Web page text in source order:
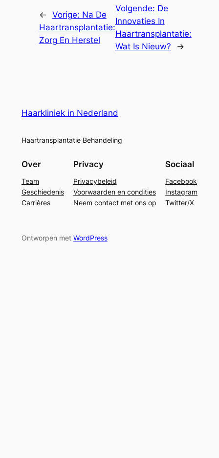
← Vorige: Na De
Haartransplantatie:
Zorg En Herstel
Volgende: De
Innovaties In
Haartransplantatie:
Wat Is Nieuw?
→
Haarkliniek in Nederland
Haartransplantatie Behandeling
Over
Team
Geschiedenis
Carrières
Privacy
Privacybeleid
Voorwaarden en condities
Neem contact met ons op
Sociaal
Facebook
Instagram
Twitter/X
Ontworpen met WordPress